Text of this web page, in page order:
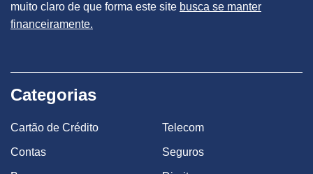
muito claro de que forma este site busca se manter
financeiramente.
Categorias
Cartão de Crédito
Contas
Telecom
Seguros